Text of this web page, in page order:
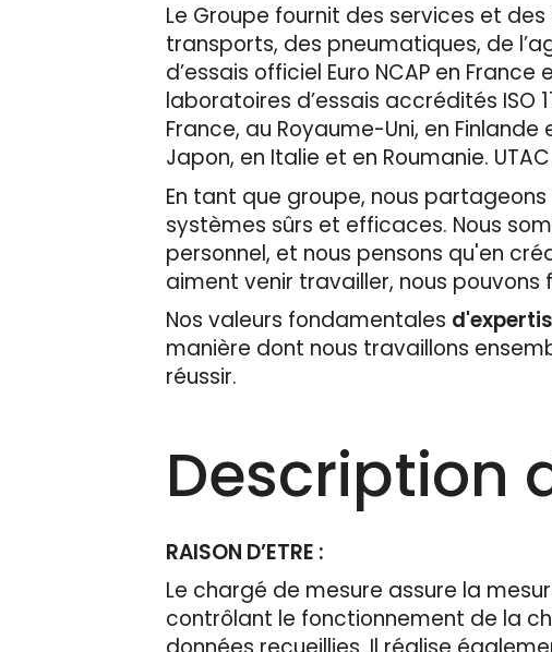
Le Groupe fournit des services et
transports, des pneumatiques, de
d’essais officiel Euro NCAP en
laboratoires d’essais accrédités ISO
France, au Royaume-Uni, en
Japon, en Italie et en Roumanie.
En tant que groupe, nous
systèmes sûrs et efficaces. Nous
personnel, et nous pensons qu'en
aiment venir travailler, nous pouvons
Nos valeurs fondamentales
manière dont nous travaillons
réussir.
Description
RAISON D’ETRE :
Le chargé de mesure assure la
contrôlant le fonctionnement de la